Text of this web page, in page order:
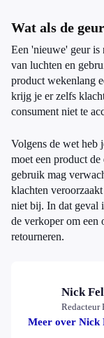
Wat als de
Een 'nieuwe' geur is
van luchten en
product wekenlang
krijg je er zelfs
consument niet te
Volgens de wet heb
moet een product
gebruik mag
klachten
niet bij. In dat geval
de verkoper om een
retourneren.
Nick
Redacteur
Meer over Nick